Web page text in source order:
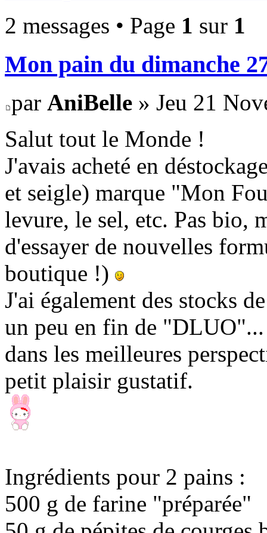
2 messages • Page 1 sur 1
Mon pain du dimanche
par AniBelle » Jeu 21
Salut tout le Monde !
J'avais acheté en
et seigle) marque "Mon
levure, le sel, etc. Pas bio,
d'essayer de nouvelles
boutique !)
J'ai également des stocks
un peu en fin de
dans les meilleures
petit plaisir gustatif.
Ingrédients pour 2 pains :
500 g de farine "préparée"